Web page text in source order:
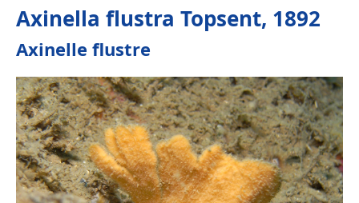
Axinella flustra Topsent, 1892
Axinelle flustre